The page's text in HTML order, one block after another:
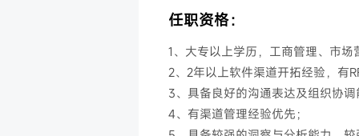
任职资格：
1、大专以上学历，工商管理、市场
2、2年以上软件渠道开拓经验，有
3、具备良好的沟通表达及组织协
4、有渠道管理经验优先；